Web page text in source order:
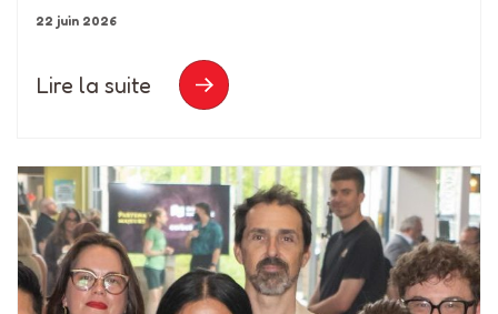
22 juin 2026
Lire la suite